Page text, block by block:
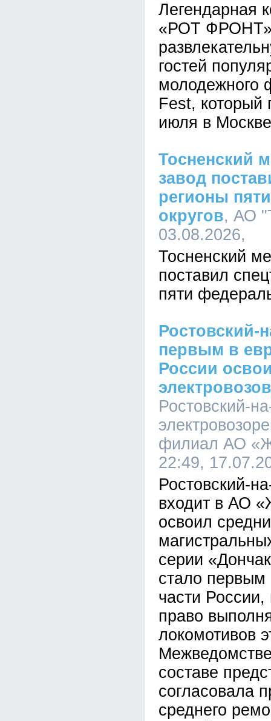
Легендарная
«РОТ ФРОНТ»
гостей
молодежного
Fest,
июля в
Тосненский
завод
регионы
округов, АО
03.08.2026,
Тосненский
поставил
пяти
Ростовский-
первым в
России
Ростовский-
филиал АО
22:49,
Ростовский-
входит в АО
освоил
серии
стало первым
части
право
локомотивов
составе
согласовала
среднего